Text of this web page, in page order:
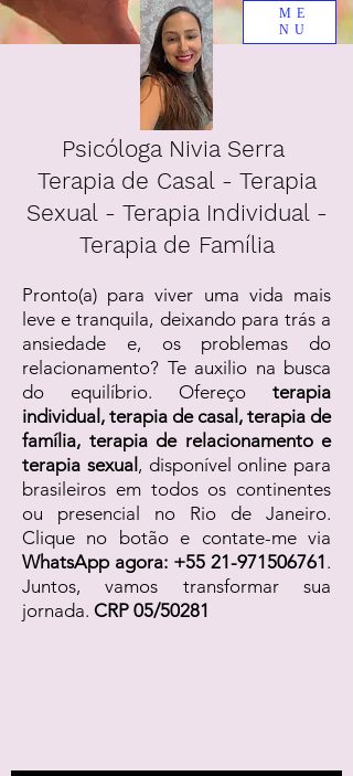
Psicóloga Nivia Serra
Terapia de Casal - Terapia
Sexual - Terapia Individual -
Terapia de Família
Pronto(a) para viver uma vida mais
leve e tranquila, deixando para trás a
ansiedade e, os problemas do
relacionamento? Te auxilio na busca
do equilíbrio. Ofereço terapia
individual, terapia de casal, terapia de
família, terapia de relacionamento e
terapia sexual , disponível online para
brasileiros em todos os continentes
ou presencial no Rio de Janeiro.
Clique no botão e contate-me via
WhatsApp agora: +55 21-971506761 .
Juntos, vamos transformar sua
jornada. CRP 05/50281
ME
NU